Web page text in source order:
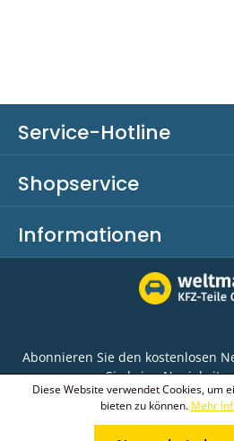
Service-Hotline
Shopservice
Informationen
Abonnieren Sie den kostenlosen
Sie keine Neuigkeit
E-Mail-Adresse*
Diese Website verwendet Cookies, um
bieten zu können. Mehr